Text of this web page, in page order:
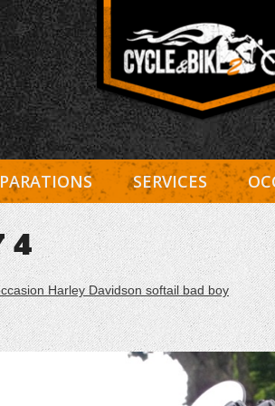
Cycle et
Entretien Harley-Davidson,
SERVICES
4
Harley Davidson softail bad boy